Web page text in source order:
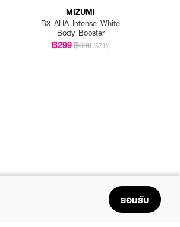
MIZUMI
B3 AHA Intense White
Body Booster
฿299฿690 (57%)
ยอมรับ